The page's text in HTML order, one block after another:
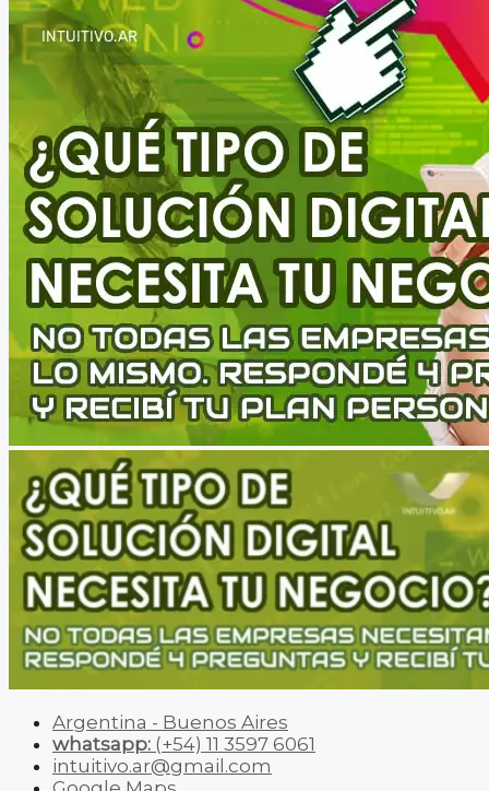
Argentina - Buenos Aires
whatsapp: (+54) 11 3597 6061
intuitivo.ar@gmail.com